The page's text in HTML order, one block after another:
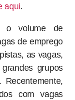
aqui.
o volume de
de emprego
as vagas,
grupos
com vagas